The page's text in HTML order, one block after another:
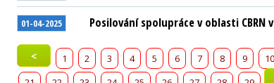
01-04-2025 Posilování spolupráce v oblasti CBRN
< 1 2 3 4 5 6 7 8 9 10